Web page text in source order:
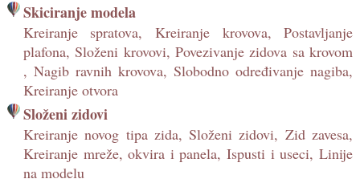
Skiciranje modela
Kreiranje spratova, Kreiranje krovova, Postavljanje
plafona, Složeni krovovi, Povezivanje zidova sa krovom
, Nagib ravnih krovova, Slobodno određivanje nagiba,
Kreiranje otvora
Složeni zidovi
Kreiranje novog tipa zida, Složeni zidovi, Zid zavesa,
Kreiranje mreže, okvira i panela, Ispusti i useci, Linije
na modelu